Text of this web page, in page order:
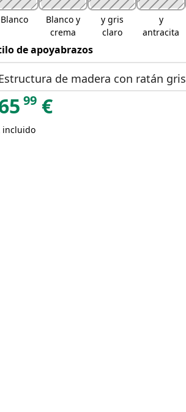
Blanco
Blanco y
crema
y gris
claro
y
antracita
de apoyabrazos
de madera con ratán gris
99 €
incluido